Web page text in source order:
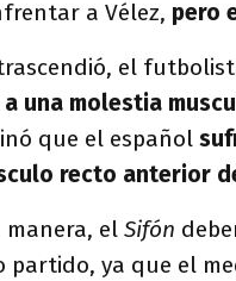
a Vélez, pero
el
una molestia
que el español
recto anterior
manera, el Sifón
partido, ya que el